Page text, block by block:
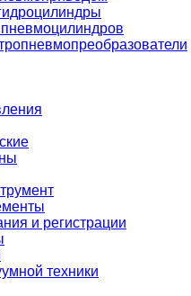
и регистрации
техники